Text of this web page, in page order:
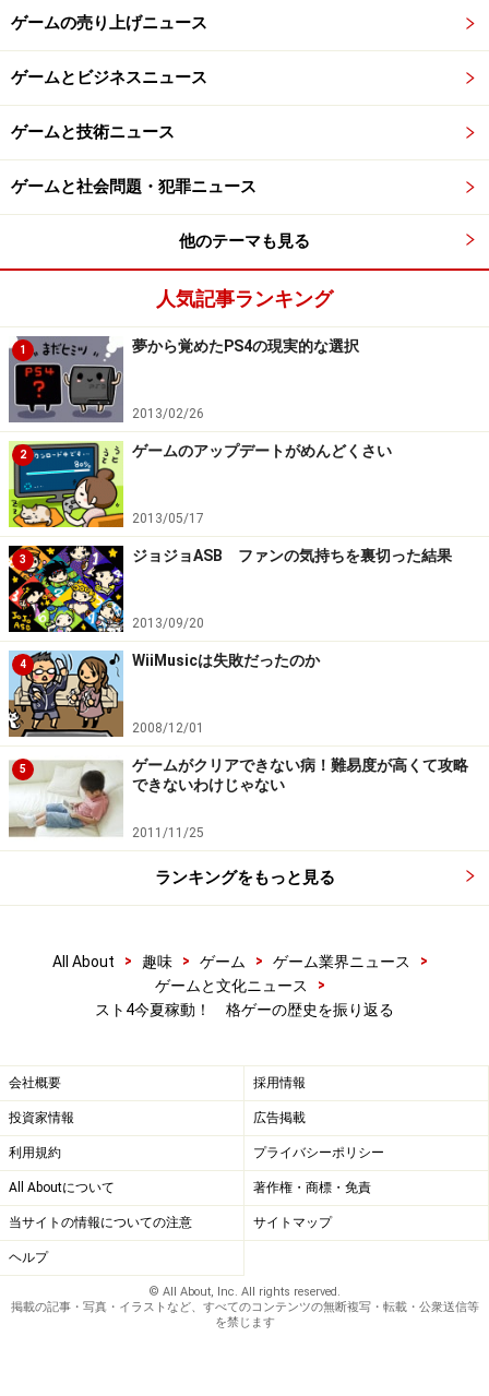
ゲームの売り上げニュース
ゲームとビジネスニュース
ゲームと技術ニュース
ゲームと社会問題・犯罪ニュース
他のテーマも見る
人気記事ランキング
1 夢から覚めたPS4の現実的な選択
2013/02/26
2 ゲームのアップデートがめんどくさい
2013/05/17
3 ジョジョASB ファンの気持ちを裏切った結果
2013/09/20
4 WiiMusicは失敗だったのか
2008/12/01
5
ゲームがクリアできない病！難易度が高くて攻略
できないわけじゃない
2011/11/25
ランキングをもっと見る
All About > 趣味 > ゲーム > ゲーム業界ニュース
>
ゲームと文化ニュース
>
スト4今夏稼動！ 格ゲーの歴史を振り返る
会社概要 採用情報
投資家情報 広告掲載
利用規約 プライバシーポリシー
All Aboutについて 著作権・商標・免責
当サイトの情報についての注意 サイトマップ
ヘルプ
© All About, Inc. All rights reserved.
掲載の記事・写真・イラストなど、すべてのコンテンツの無断複写・転載・公衆送信等
を禁じます